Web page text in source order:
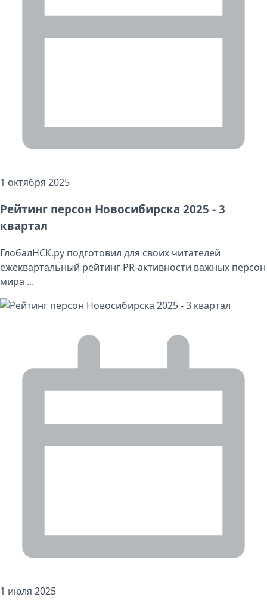
1 октября 2025
Рейтинг персон Новосибирска 2025 - 3
квартал
ГлобалНСК.ру подготовил для своих читателей
ежеквартальный рейтинг PR-активности важных персон
мира ...
1 июля 2025